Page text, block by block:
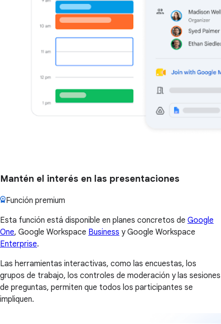
Mantén el interés en las presentaciones
Función premium
Esta función está disponible en planes concretos de Google
One, Google Workspace Business y Google Workspace
Enterprise.
Las herramientas interactivas, como las encuestas, los
grupos de trabajo, los controles de moderación y las sesiones
de preguntas, permiten que todos los participantes se
impliquen.